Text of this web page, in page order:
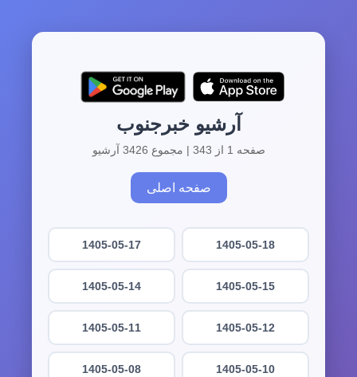
آرشیو خبرجنوب
صفحه 1 از 343 | مجموع 3426 آرشیو
صفحه اصلی
1405-05-18
1405-05-17
1405-05-15
1405-05-14
1405-05-12
1405-05-11
1405-05-10
1405-05-08